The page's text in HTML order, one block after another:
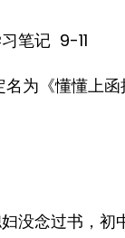
笔记 9-11
为《懂懂上函
没念过书，初